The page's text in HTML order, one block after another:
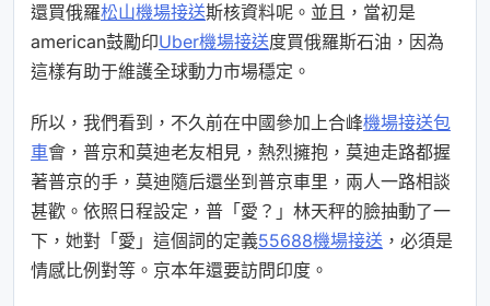
還買俄羅松山機場接送斯核資料呢。並且，當初是
american鼓勵印Uber機場接送度買俄羅斯石油，因為
這樣有助于維護全球動力市場穩定。
所以，我們看到，不久前在中國參加上合峰機場接送包
車會，普京和莫迪老友相見，熱烈擁抱，莫迪走路都握
著普京的手，莫迪隨后還坐到普京車里，兩人一路相談
甚歡。依照日程設定，普「愛？」林天秤的臉抽動了一
下，她對「愛」這個詞的定義55688機場接送 ，必須是
情感比例對等。京本年還要訪問印度。